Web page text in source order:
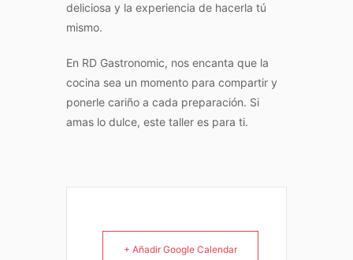
deliciosa y la experiencia de hacerla tú
mismo.
En RD Gastronomic, nos encanta que la
cocina sea un momento para compartir y
ponerle cariño a cada preparación. Si
amas lo dulce, este taller es para ti.
+ Añadir Google Calendar